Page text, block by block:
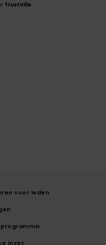
TrustVille
voor leden
inzet